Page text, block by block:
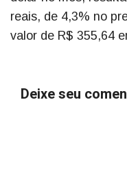
reais, de 4,3% no
valor de R$ 355,64
Deixe seu